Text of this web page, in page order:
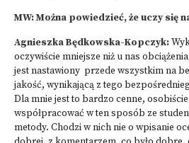
MW: Można powiedzieć, że uczy się
Agnieszka Będkowska-Kopczyk:
oczywiście mniejsze niż u nas
jest nastawiony przede wszystkim na
jakość, wynikającą z tego
Dla mnie jest to bardzo cenne,
współpracować w ten sposób ze
metody. Chodzi w nich nie o wpisanie